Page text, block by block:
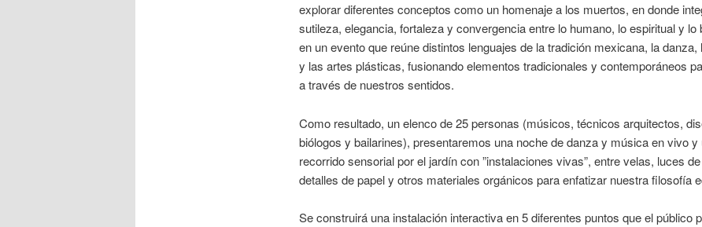
explorar diferentes conceptos como un homenaje a los muertos, en donde
sutileza, elegancia, fortaleza y convergencia entre lo humano, lo espiritual y lo
en un evento que reúne distintos lenguajes de la tradición mexicana, la danza,
y las artes plásticas, fusionando elementos tradicionales y contemporáneos
a través de nuestros sentidos.
Como resultado, un elenco de 25 personas (músicos, técnicos arquitectos,
biólogos y bailarines), presentaremos una noche de danza y música en vivo y
recorrido sensorial por el jardín con ”instalaciones vivas”, entre velas, luces
detalles de papel y otros materiales orgánicos para enfatizar nuestra filosofía
Se construirá una instalación interactiva en 5 diferentes puntos que el público